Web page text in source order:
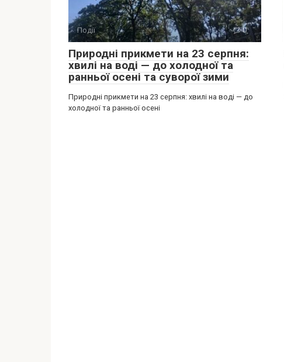
Події 0
Природні прикмети на 23 серпня:
хвилі на воді — до холодної та
ранньої осені та суворої зими
Природні прикмети на 23 серпня: хвилі на воді — до
холодної та ранньої осені